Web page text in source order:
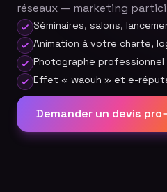
réseaux — marketing
Séminaires, salons,
Animation à votre charte,
Photographe
Effet « waouh » et e-
Demander un devis pro